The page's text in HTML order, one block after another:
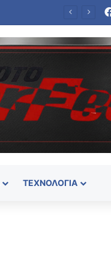
ΤΕΧΝΟΛΟΓΊΑ